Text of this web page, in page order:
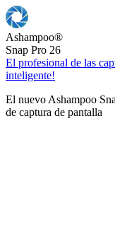
Ashampoo®
Snap Pro 26
El profesional de las
inteligente!
El nuevo Ashampoo
de captura de pantalla